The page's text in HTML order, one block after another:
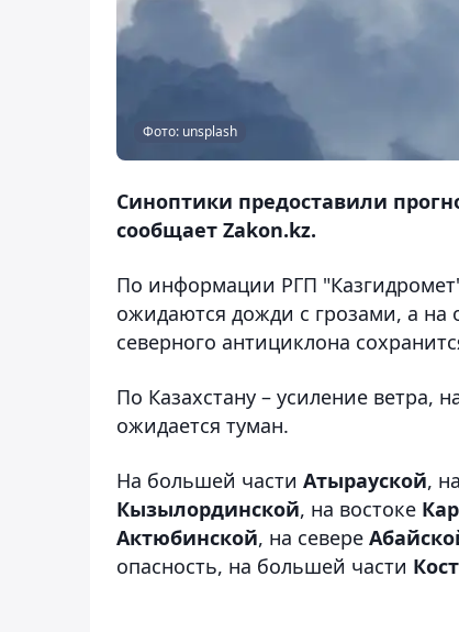
Фото: unsplash
Синоптики предоставили
сообщает Zakon.kz.
По информации РГП
ожидаются дожди с грозами, а на
северного антициклона
По Казахстану – усиление ветра,
ожидается туман.
На большей части Атырауской,
Кызылординской, на востоке
Актюбинской, на севере
опасность, на большей части